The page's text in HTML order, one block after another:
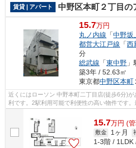
賃貸 | アパート 中野区本町２丁目の
15.7万円
丸ノ内線 「中野坂
都営大江戸線 「西
分
総武線 「東中野
築3年 / 52.63㎡
東京都中野区本町
近くにはローソン 中野本町二丁目店(徒歩6分)
利です。2駅利用可能で利便性の高い物件です。
の良い物件は利便性が高く好条件です...
15.7万円 (
敷金 1ヶ月
1-3階 / 1LDK